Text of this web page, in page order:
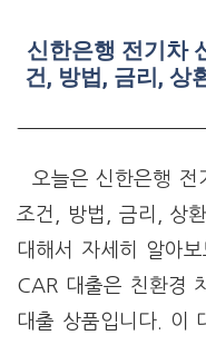
신한은행 전기차
건, 방법, 금리, 상
오늘은 신한은행 전
조건, 방법, 금리, 상
대해서 자세히 알아
CAR 대출은 친환경
대출 상품입니다. 이